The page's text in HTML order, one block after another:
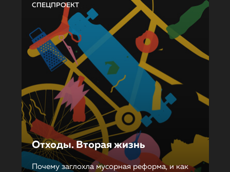
СПЕЦПРОЕКТ
Отходы. Вторая жизнь
Почему заглохла мусорная реформа, и как